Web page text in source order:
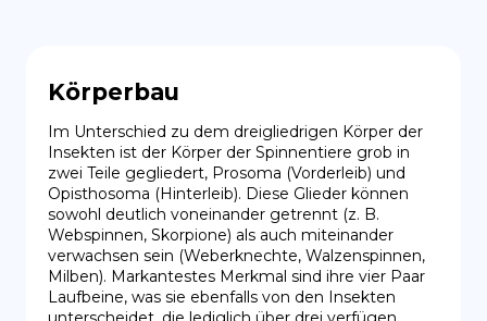
Körperbau
Im Unterschied zu dem dreigliedrigen Körper der
Insekten ist der Körper der Spinnentiere grob in
zwei Teile gegliedert, Prosoma (Vorderleib) und
Opisthosoma (Hinterleib). Diese Glieder können
sowohl deutlich voneinander getrennt (z. B.
Webspinnen, Skorpione) als auch miteinander
verwachsen sein (Weberknechte, Walzenspinnen,
Milben). Markantestes Merkmal sind ihre vier Paar
Laufbeine, was sie ebenfalls von den Insekten